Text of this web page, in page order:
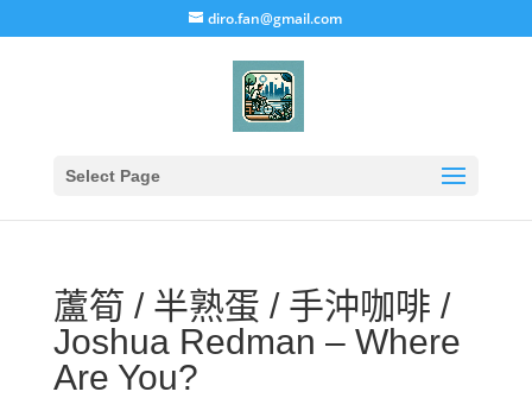
diro.fan@gmail.com
Select Page
蘆筍 / 半熟蛋 / 手沖咖啡 /
Joshua Redman – Where
Are You?